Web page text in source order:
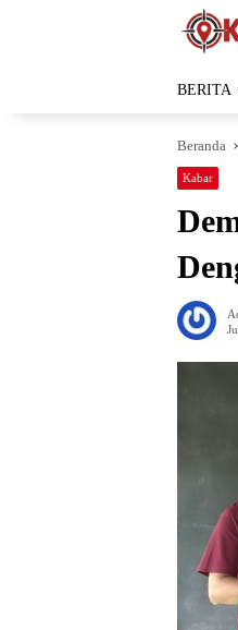
BERITA
Beranda
Kabar